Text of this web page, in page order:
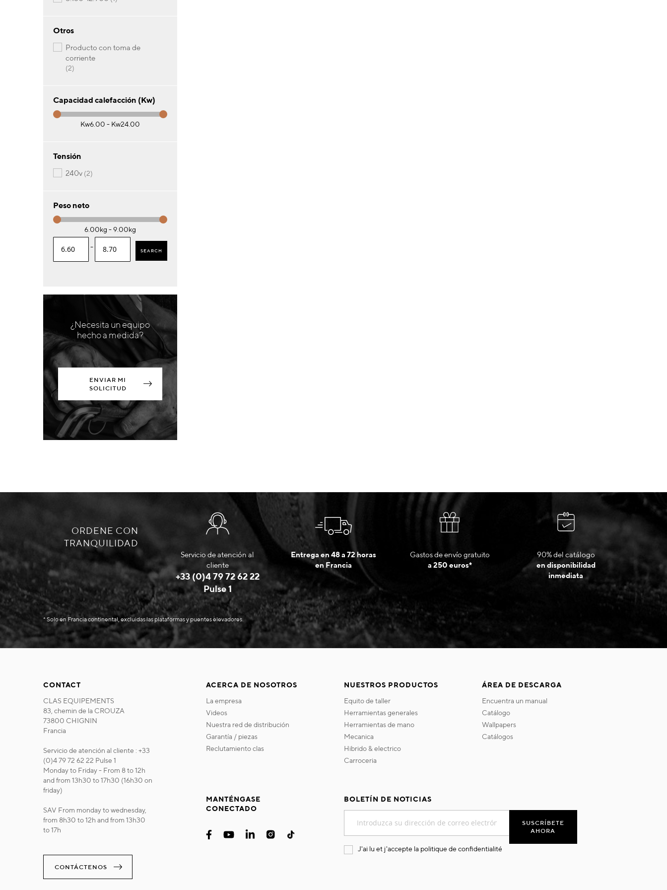
Otros
producto con toma de
corriente
2artículos
Capacidad calefacción (Kw)
Kw6.00 - Kw24.00
Tensión
240v 2artículos
Peso neto
6.00kg - 9.00kg
- SEARCH
¿Necesita un equipo
hecho a medida?
ENVIAR MI
SOLICITUD
ORDENE CON
TRANQUILIDAD
Servicio de atención al
cliente
+33 (0)4 79 72 62 22
Pulse 1
Entrega en 48 a 72 horas
en Francia
Gastos de envío gratuito
a 250 euros*
90% del catálogo
en disponibilidad
inmediata
* Solo en Francia continental, excluidas las plataformas y puentes elevadores.
CONTACT
CLAS EQUIPEMENTS
83, chemin de la CROUZA
73800 CHIGNIN
Francia
Servicio de atención al cliente : +33
(0)4 79 72 62 22 Pulse 1
Monday to Friday - From 8 to 12h
and from 13h30 to 17h30 (16h30 on
friday)
SAV From monday to wednesday,
from 8h30 to 12h and from 13h30
to 17h
CONTÁCTENOS
ACERCA DE NOSOTROS
la empresa
videos
nuestra red de distribución
garantía / piezas
reclutamiento clas
NUESTROS PRODUCTOS
equito de taller
herramientas generales
herramientas de mano
mecanica
hibrido & electrico
carroceria
ÁREA DE DESCARGA
encuentra un manual
catálogo
wallpapers
catálogos
MANTÉNGASE
CONECTADO
BOLETÍN DE NOTICIAS
nuestro
boletín
de
SUSCRÍBETE
AHORA
J'ai lu et j'accepte la politique de confidentialité